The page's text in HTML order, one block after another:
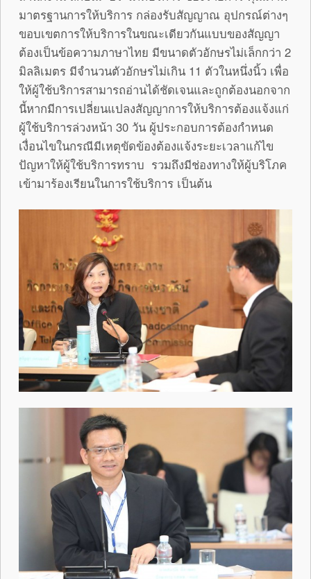
มาตรฐานการให้บริการ กล่องรับสัญญาณ อุปกรณ์ต่างๆ
ขอบเขตการให้บริการในขณะเดียวกันแบบของสัญญา
ต้องเป็นข้อความภาษาไทย มีขนาดตัวอักษรไม่เล็กกว่า 2
มิลลิเมตร มีจำนวนตัวอักษรไม่เกิน 11 ตัวในหนึ่งนิ้ว เพื่อ
ให้ผู้ใช้บริการสามารถอ่านได้ชัดเจนและถูกต้องนอกจาก
นี้หากมีการเปลี่ยนแปลงสัญญาการให้บริการต้องแจ้งแก่
ผู้ใช้บริการล่วงหน้า 30 วัน ผู้ประกอบการต้องกำหนด
เงื่อนไขในกรณีมีเหตุขัดข้องต้องแจ้งระยะเวลาแก้ไข
ปัญหาให้ผู้ใช้บริการทราบ รวมถึงมีช่องทางให้ผู้บริโภค
เข้ามาร้องเรียนในการใช้บริการ เป็นต้น